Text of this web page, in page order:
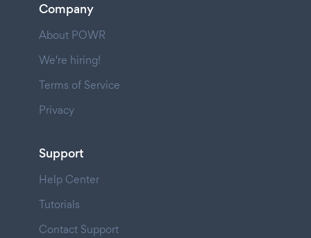
Company
About POWR
We're hiring!
Terms of Service
Privacy
Support
Help Center
Tutorials
Contact Support